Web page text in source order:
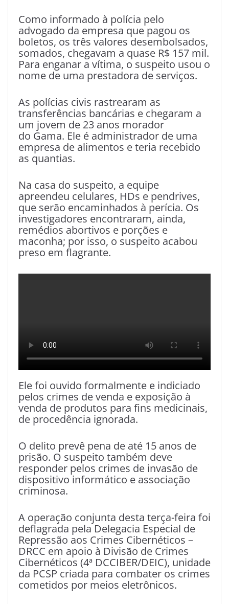
Como informado à polícia pelo
advogado da empresa que pagou os
boletos, os três valores desembolsados,
somados, chegavam a quase R$ 157 mil.
Para enganar a vítima, o suspeito usou o
nome de uma prestadora de serviços.
As polícias civis rastrearam as
transferências bancárias e chegaram a
um jovem de 23 anos morador
do Gama. Ele é administrador de uma
empresa de alimentos e teria recebido
as quantias.
Na casa do suspeito, a equipe
apreendeu celulares, HDs e pendrives,
que serão encaminhados à perícia. Os
investigadores encontraram, ainda,
remédios abortivos e porções e
maconha; por isso, o suspeito acabou
preso em flagrante.
Ele foi ouvido formalmente e indiciado
pelos crimes de venda e exposição à
venda de produtos para fins medicinais,
de procedência ignorada.
O delito prevê pena de até 15 anos de
prisão. O suspeito também deve
responder pelos crimes de invasão de
dispositivo informático e associação
criminosa.
A operação conjunta desta terça-feira foi
deflagrada pela Delegacia Especial de
Repressão aos Crimes Cibernéticos –
DRCC em apoio à Divisão de Crimes
Cibernéticos (4ª DCCIBER/DEIC), unidade
da PCSP criada para combater os crimes
cometidos por meios eletrônicos.